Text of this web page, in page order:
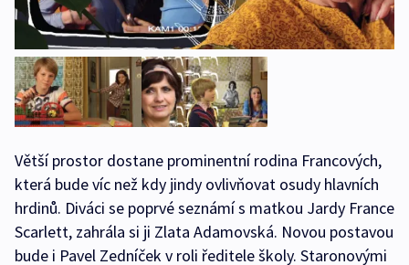
Větší prostor dostane prominentní rodina Francových,
která bude víc než kdy jindy ovlivňovat osudy hlavních
hrdinů. Diváci se poprvé seznámí s matkou Jardy France
Scarlett, zahrála si ji Zlata Adamovská. Novou postavou
bude i Pavel Zedníček v roli ředitele školy. Staronovými